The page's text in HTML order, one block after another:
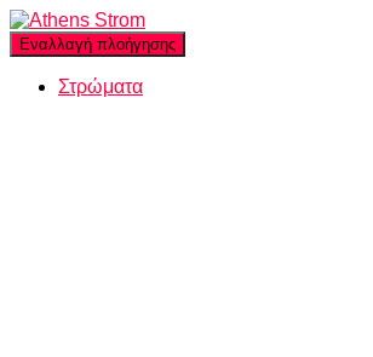
Εναλλαγή πλοήγησης
Στρώματα